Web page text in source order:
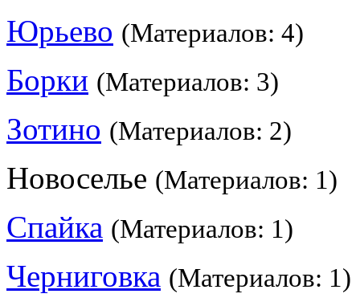
Юрьево (Материалов: 4)
Борки (Материалов: 3)
Зотино (Материалов: 2)
Новоселье (Материалов: 1)
Спайка (Материалов: 1)
Черниговка (Материалов: 1)